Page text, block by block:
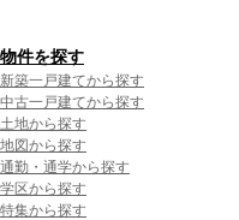
物件を探す
新築一戸建てから探す
中古一戸建てから探す
土地から探す
地図から探す
通勤・通学から探す
学区から探す
特集から探す